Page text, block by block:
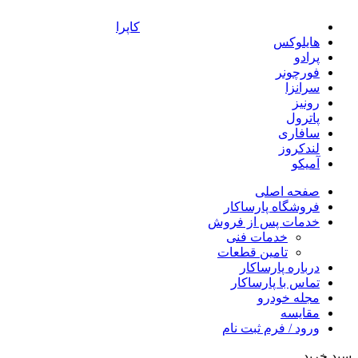
کاپرا
هایلوکس
پرادو
فورچونر
سرانزا
رونیز
پاترول
سافاری
لندکروز
آمیکو
صفحه اصلی
فروشگاه پارساکار
خدمات پس از فروش
خدمات فنی
تامین قطعات
درباره پارساکار
تماس با پارساکار
مجله خودرو
مقایسه
ورود / فرم ثبت نام